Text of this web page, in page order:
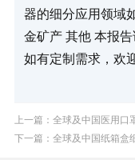
器的细分应用领域
金矿产 其他 本报
如有定制需求，欢
上一篇：全球及中国医用
下一篇：全球及中国纸箱盒